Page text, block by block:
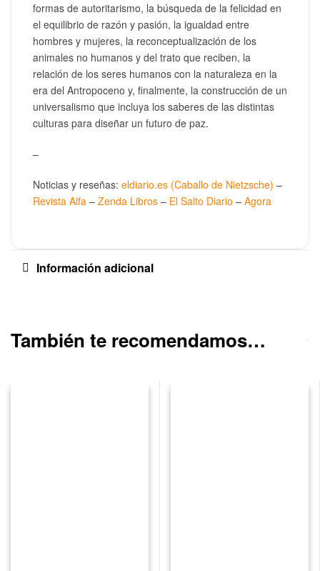
formas de autoritarismo, la búsqueda de la felicidad en
el equilibrio de razón y pasión, la igualdad entre
hombres y mujeres, la reconceptualización de los
animales no humanos y del trato que reciben, la
relación de los seres humanos con la naturaleza en la
era del Antropoceno y, finalmente, la construcción de un
universalismo que incluya los saberes de las distintas
culturas para diseñar un futuro de paz.
–
Noticias y reseñas: eldiario.es (Caballo de Nietzsche) –
Revista Alfa – Zenda Libros – El Salto Diario – Agora
Información adicional
También te recomendamos…